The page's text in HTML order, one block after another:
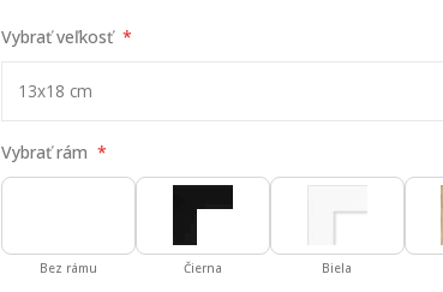
Vybrať veľkosť
Vybrať rám
Bez rámu Čierna Biela